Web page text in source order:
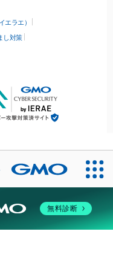
エラエ）
し対策
無料診断